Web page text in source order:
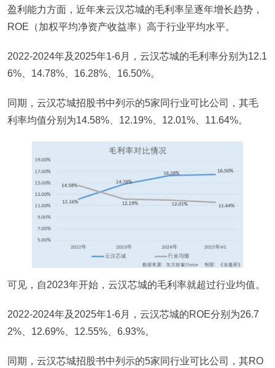
盈利能力方面，近年来云汉芯城的毛利率呈逐年增长趋势，
ROE（加权平均净资产收益率）高于行业平均水平。
2022-2024年及2025年1-6月，云汉芯城的毛利率分别为12.1
6%、14.78%、16.28%、16.50%。
同期，云汉芯城招股书中列示的5家同行业可比公司，其毛
利率均值分别为14.58%、12.19%、12.01%、11.64%。
可见，自2023年开始，云汉芯城的毛利率就超过行业均值。
2022-2024年及2025年1-6月，云汉芯城的ROE分别为26.7
2%、12.69%、12.55%、6.93%。
同期，云汉芯城招股书中列示的5家同行业可比公司，其RO